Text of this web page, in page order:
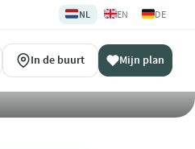
🇳🇱NL 🇬🇧EN 🇩🇪DE
In de buurt Mijn plan